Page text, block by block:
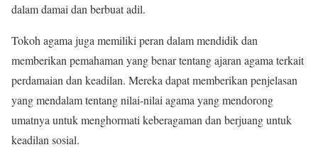
dalam damai dan berbuat adil.
Tokoh agama juga memiliki peran dalam mendidik dan
memberikan pemahaman yang benar tentang ajaran agama terkait
perdamaian dan keadilan. Mereka dapat memberikan penjelasan
yang mendalam tentang nilai-nilai agama yang mendorong
umatnya untuk menghormati keberagaman dan berjuang untuk
keadilan sosial.